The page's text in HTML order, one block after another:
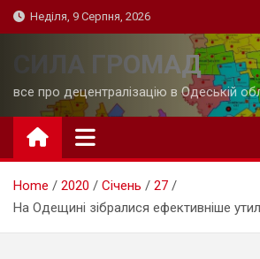
Skip
to
Неділя, 9 Серпня, 2026
СИЛА ГРОМАД
все про децентралізацію в Одеській
Home 2020 Січень
27
На Одещині зібралися ефективніше